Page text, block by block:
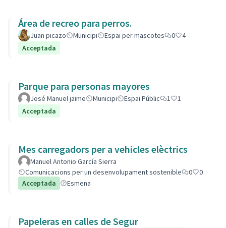
Área de recreo para perros.
Juan picazo Municipi Espai per mascotes 0
4
Acceptada
Parque para personas mayores
José Manuel jaime Municipi Espai Públic 1
1
Acceptada
Mes carregadors per a vehicles elèctrics
Manuel Antonio García Sierra
Comunicacions per un desenvolupament sostenible
0
0
Acceptada
Esmena
Papeleras en calles de Segur